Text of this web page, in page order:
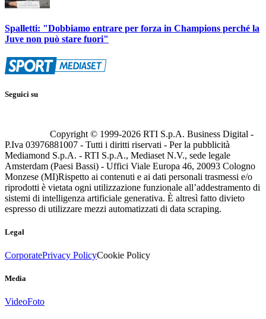
Spalletti: "Dobbiamo entrare per forza in Champions perché la
Juve non può stare fuori"
Seguici su
Copyright © 1999-2026 RTI S.p.A. Business Digital -
P.Iva 03976881007 - Tutti i diritti riservati - Per la pubblicità
Mediamond S.p.A. - RTI S.p.A., Mediaset N.V., sede legale
Amsterdam (Paesi Bassi) - Uffici Viale Europa 46, 20093 Cologno
Monzese (MI)Rispetto ai contenuti e ai dati personali trasmessi e/o
riprodotti è vietata ogni utilizzazione funzionale all’addestramento di
sistemi di intelligenza artificiale generativa. È altresì fatto divieto
espresso di utilizzare mezzi automatizzati di data scraping.
Legal
CorporatePrivacy PolicyCookie Policy
Media
VideoFoto